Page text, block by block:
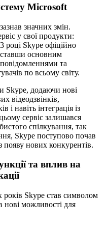
Microsoft
значних змін.
у свої продукти:
Skype офіційно
основним
та
по всьому світу.
Skype, додаючи нові
відеодзвінків,
і навіть інтеграція із
сервіс залишався
спілкування, так
Skype поступово почав
появу нових конкурентів.
та вплив на
років Skype став символом
нові можливості для